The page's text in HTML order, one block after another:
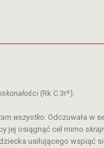
(Rk C 3rº).
wszystko. Odczuwała w
jej osiągnąć cel mimo
usiłującego wspiąć